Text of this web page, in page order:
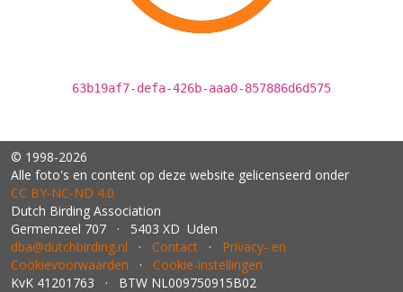
63b19af7-defa-426b-aaa0-857886d6d575
© 1998-2026
Alle foto's en content op deze website gelicenseerd onder
CC BY‑NC‑ND 4.0
Dutch Birding Association
Germenzeel 707 · 5403 XD Uden
dba@dutchbirding.nl · Contact · Privacy- en
Cookievoorwaarden · Cookie-instellingen
KvK 41201763 · BTW NL009750915B02